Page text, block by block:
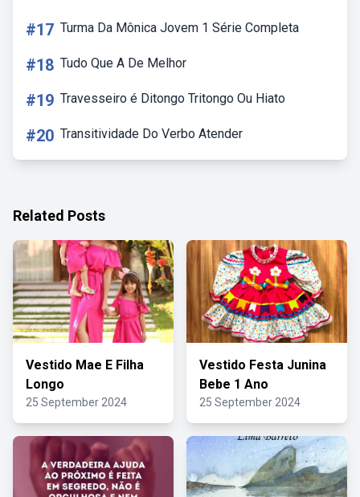
#17 Turma Da Mônica Jovem 1 Série Completa
#18 Tudo Que A De Melhor
#19 Travesseiro é Ditongo Tritongo Ou Hiato
#20 Transitividade Do Verbo Atender
Related Posts
Vestido Mae E Filha
Longo
25 September 2024
Vestido Festa Junina
Bebe 1 Ano
25 September 2024